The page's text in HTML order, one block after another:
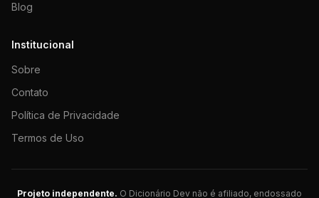
Blog
Institucional
Sobre
Contato
Política de Privacidade
Termos de Uso
Projeto independente. O Dicionário Dev não é afiliado, endossado